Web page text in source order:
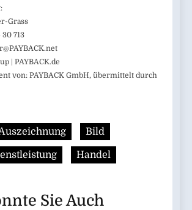
Grass
713
| PAYBACK.de
von: PAYBACK GmbH, übermittelt durch
Bild
Handel
Sie Auch